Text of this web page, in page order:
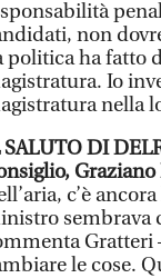
non
politica ha fatto
Io
nella
SALUTO DI
c’è
sembrava
Gratteri
le cose.